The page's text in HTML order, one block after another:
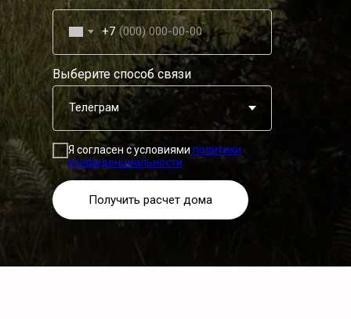
+7
Выберите способ связи
Я согласен с условиями политики
конфиденциальности
Получить расчет дома